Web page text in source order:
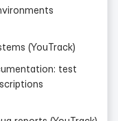
(YouTrack)
test